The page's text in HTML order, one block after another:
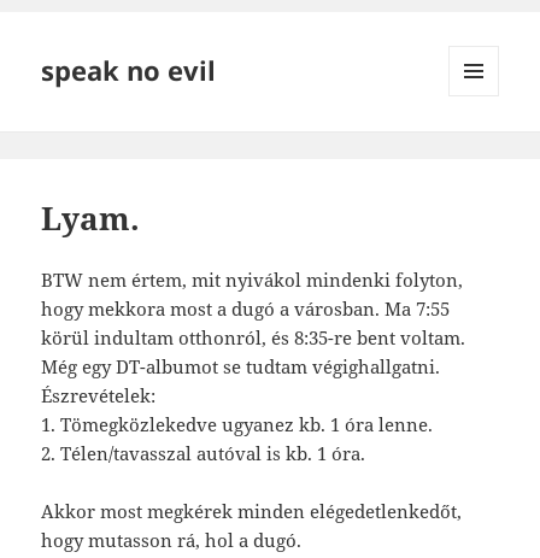
speak no evil
Lyam.
BTW nem értem, mit nyivákol mindenki folyton,
hogy mekkora most a dugó a városban. Ma 7:55
körül indultam otthonról, és 8:35-re bent voltam.
Még egy DT-albumot se tudtam végighallgatni.
Észrevételek:
1. Tömegközlekedve ugyanez kb. 1 óra lenne.
2. Télen/tavasszal autóval is kb. 1 óra.
Akkor most megkérek minden elégedetlenkedőt,
hogy mutasson rá, hol a dugó.